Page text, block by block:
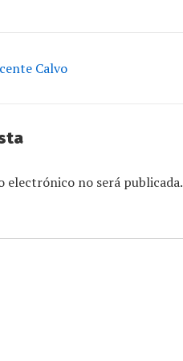
Calvo
electrónico no será publicada.